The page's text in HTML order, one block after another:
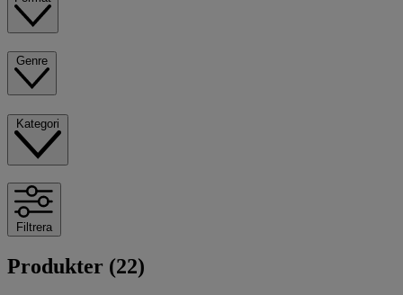
Filtrera
Produkter (22)